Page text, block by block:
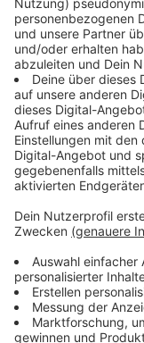
Verpass'
ANTENNE
Lifestyle oder